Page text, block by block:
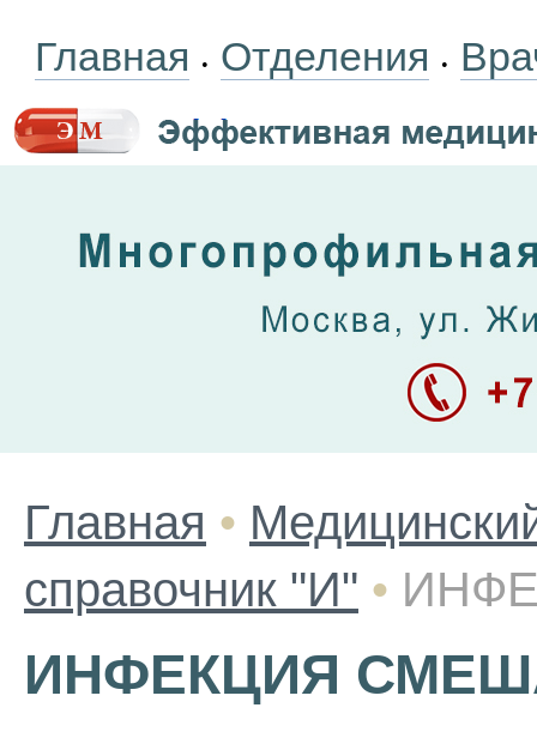
Главная • Отделения •
Главная •
справочник "И" •
ИНФЕКЦИЯ